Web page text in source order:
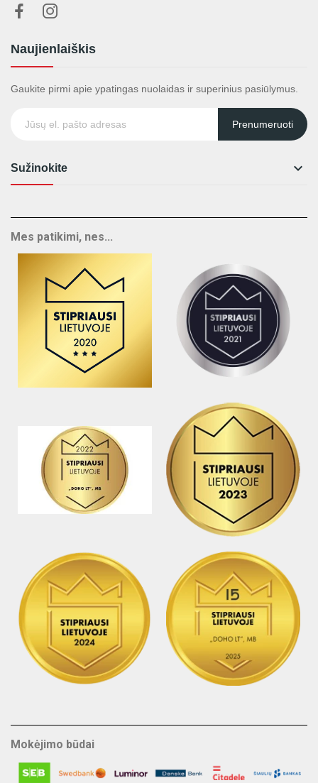
Naujienlaiškis
Gaukite pirmi apie ypatingas nuolaidas ir superinius pasiūlymus.
Prenumeruoti
Sužinokite 
Mes patikimi, nes...
Mokėjimo būdai